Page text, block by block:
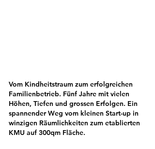
Vom Kindheitstraum zum erfolgreichen
Familienbetrieb. Fünf Jahre mit vielen
Höhen, Tiefen und grossen Erfolgen. Ein
spannender Weg vom kleinen Start-up in
winzigen Räumlichkeiten zum etablierten
KMU auf 300qm Fläche.